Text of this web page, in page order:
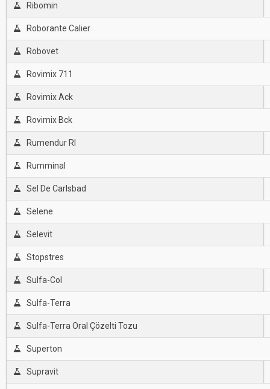
Ribomin
Roborante Calier
Robovet
Rovimix 711
Rovimix Ack
Rovimix Bck
Rumendur Rl
Rumminal
Sel De Carlsbad
Selene
Selevit
Stopstres
Sulfa-Col
Sulfa-Terra
Sulfa-Terra Oral Çözelti Tozu
Superton
Supravit